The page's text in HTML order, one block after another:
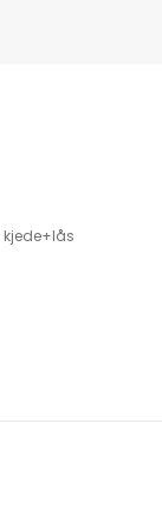
kjede+lås